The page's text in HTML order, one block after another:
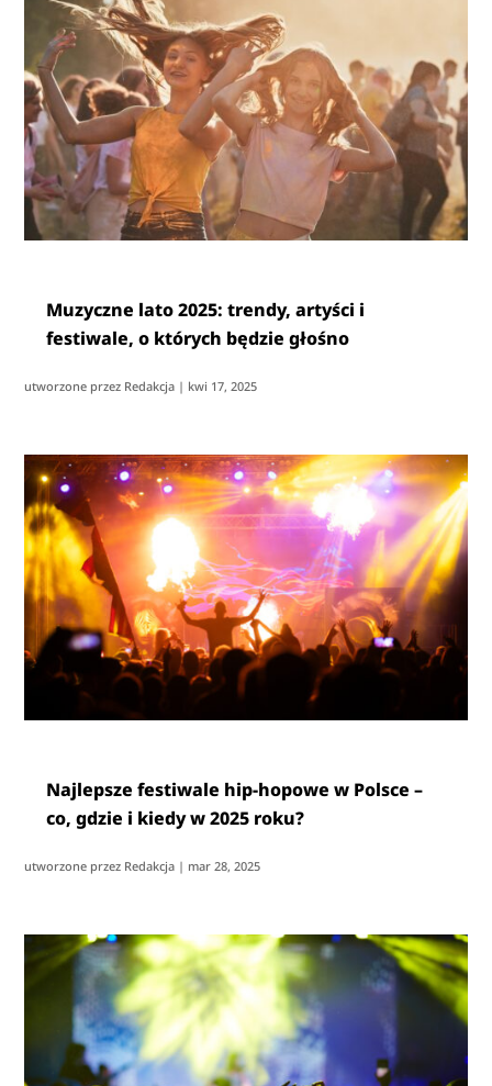
Muzyczne lato 2025: trendy, artyści i
festiwale, o których będzie głośno
utworzone przez Redakcja | kwi 17, 2025
Najlepsze festiwale hip-hopowe w Polsce –
co, gdzie i kiedy w 2025 roku?
utworzone przez Redakcja | mar 28, 2025